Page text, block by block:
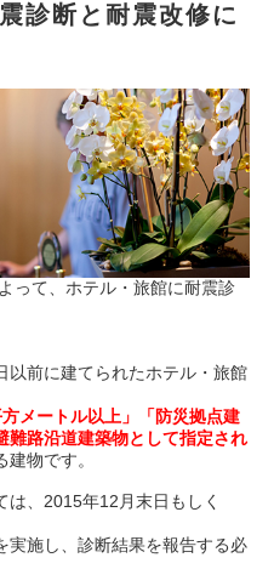
診断と耐震改修に
って、ホテル・旅館に耐震診
以前に建てられたホテル・旅館
メートル以上」「防災拠点建
難路沿道建築物として指定され
物です。
、2015年12月末日もしく
実施し、診断結果を報告する必